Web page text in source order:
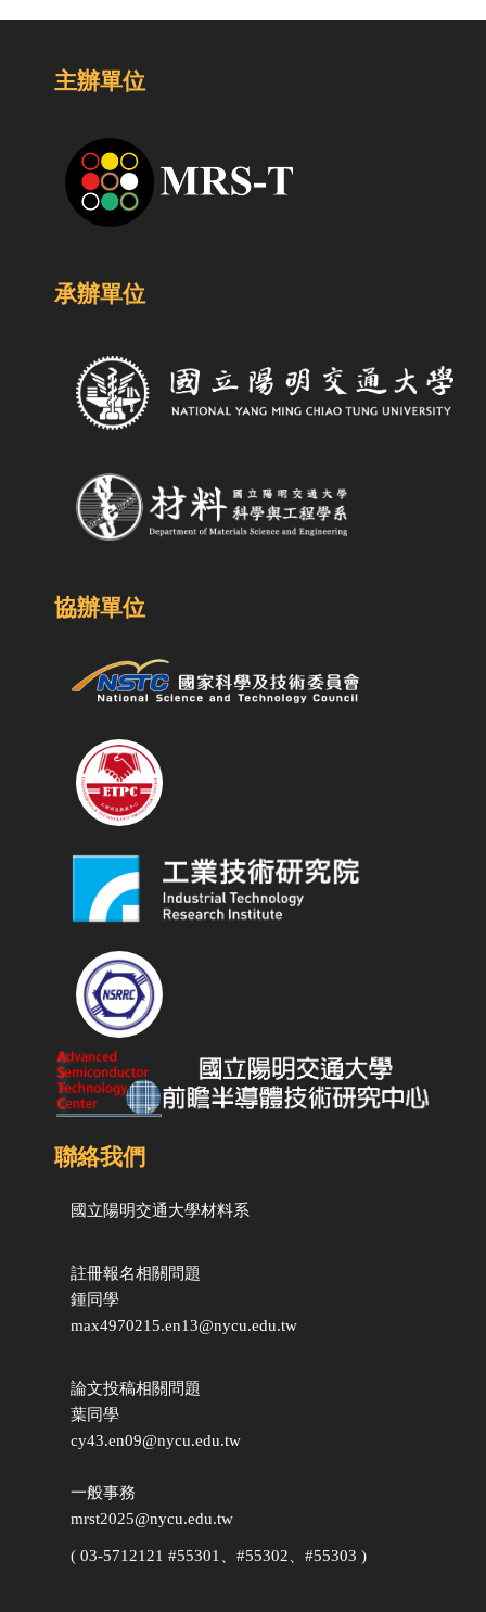
主辦單位
承辦單位
協辦單位
聯絡我們
國立陽明交通大學材料系
註冊報名相關問題
鍾同學
max4970215.en13@nycu.edu.tw
論文投稿相關問題
葉同學
cy43.en09@nycu.edu.tw
一般事務
mrst2025@nycu.edu.tw
( 03-5712121 #55301、#55302、#55303 )